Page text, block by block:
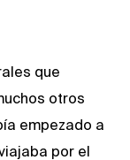
que
otros
empezado a
por el